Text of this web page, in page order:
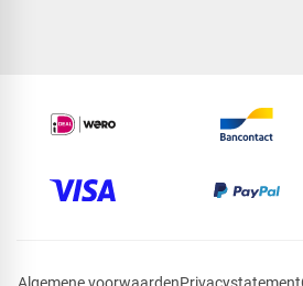
Algemene voorwaardenPrivacystatement